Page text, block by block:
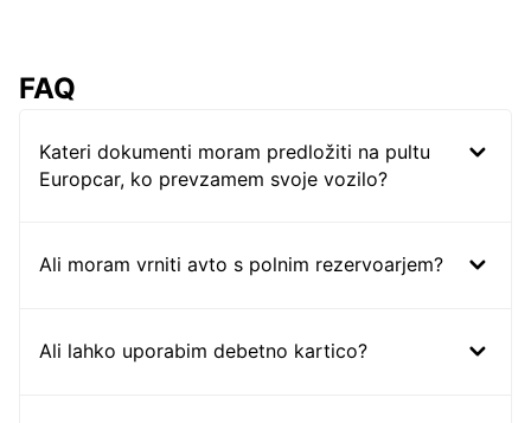
FAQ
Kateri dokumenti moram predložiti na pultu
Europcar, ko prevzamem svoje vozilo?
Ali moram vrniti avto s polnim rezervoarjem?
Ali lahko uporabim debetno kartico?